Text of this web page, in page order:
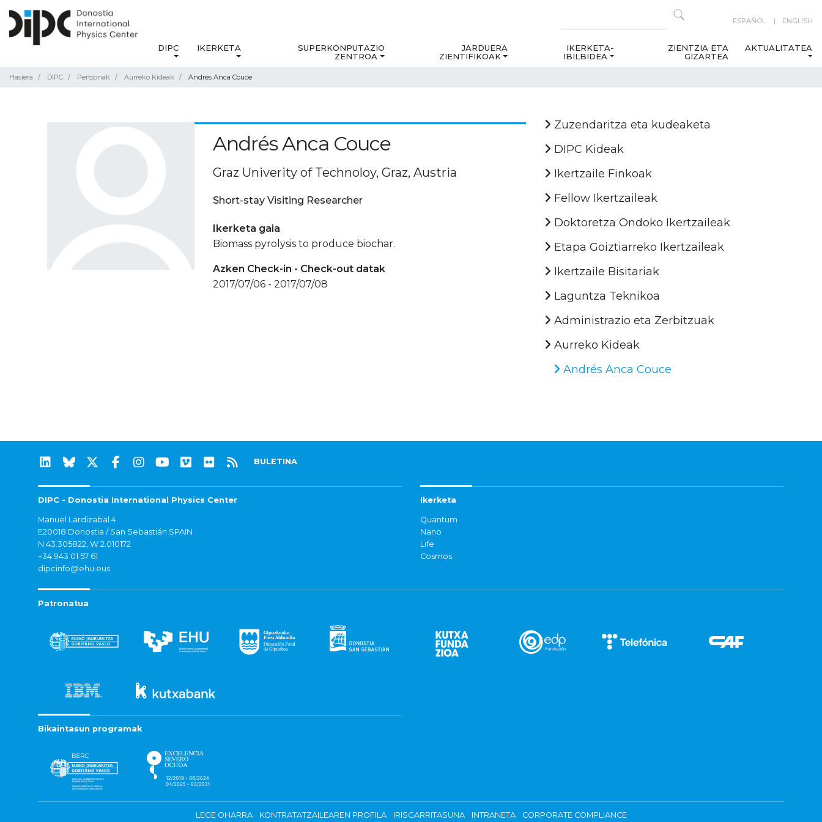
ESPAÑOL ENGLISH
DIPC IKERKETA
SUPERKONPUTAZIO
ZENTROA
JARDUERA
ZIENTIFIKOAK
IKERKETA-
IBILBIDEA
ZIENTZIA ETA
GIZARTEA
AKTUALITATEA
Hasiera DIPC Pertsonak Aurreko Kideak Andrés Anca Couce
Andrés Anca Couce
Graz Univerity of Technoloy, Graz, Austria
Short-stay Visiting Researcher
Ikerketa gaia
Biomass pyrolysis to produce biochar.
Azken Check-in - Check-out datak
2017/07/06 - 2017/07/08
Zuzendaritza eta kudeaketa
DIPC Kideak
Ikertzaile Finkoak
Fellow Ikertzaileak
Doktoretza Ondoko Ikertzaileak
Etapa Goiztiarreko Ikertzaileak
Ikertzaile Bisitariak
Laguntza Teknikoa
Administrazio eta Zerbitzuak
Aurreko Kideak
Andrés Anca Couce
BULETINA
DIPC - Donostia International Physics Center
Manuel Lardizabal 4
E20018 Donostia / San Sebastián SPAIN
N 43.305822, W 2.010172
+34 943 01 57 61
dipcinfo@ehu.eus
Ikerketa
Quantum
Nano
Life
Cosmos
Patronatua
Bikaintasun programak
LEGE OHARRA KONTRATATZAILEAREN PROFILA IRISGARRITASUNA INTRANETA CORPORATE COMPLIANCE